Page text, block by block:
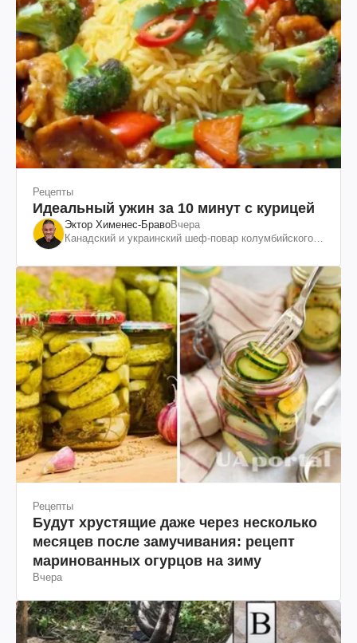
Рецепты
Идеальный ужин за 10 минут с курицей
Эктор Хименес-БравоВчера
Канадский и украинский шеф-повар колумбийского
Рецепты
Будут хрустящие даже через несколько
месяцев после замучивания: рецепт
маринованных огурцов на зиму
Вчера